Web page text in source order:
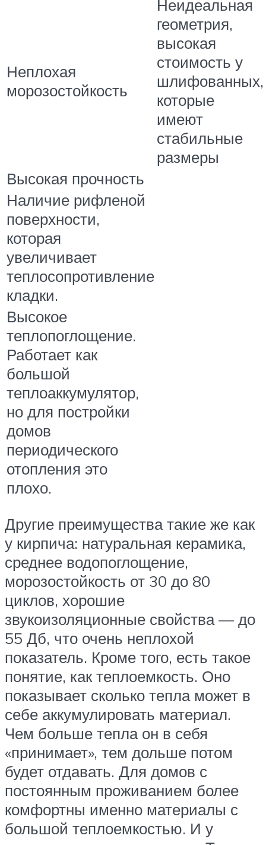
Неплохая
морозостойкость
Неидеальная
геометрия,
высокая
стоимость у
шлифованных,
которые
имеют
стабильные
размеры
Высокая прочность
Наличие рифленой
поверхности,
которая
увеличивает
теплосопротивление
кладки.
Высокое
теплопоглощение.
Работает как
большой
теплоаккумулятор,
но для постройки
домов
периодического
отопления это
плохо.
Другие преимущества такие же как
у кирпича: натуральная керамика,
среднее водопоглощение,
морозостойкость от 30 до 80
циклов, хорошие
звукоизоляционные свойства — до
55 Дб, что очень неплохой
показатель. Кроме того, есть такое
понятие, как теплоемкость. Оно
показывает сколько тепла может в
себе аккумулировать материал.
Чем больше тепла он в себя
«принимает», тем дольше потом
будет отдавать. Для домов с
постоянным проживанием более
комфортны именно материалы с
большой теплоемкостью. И у